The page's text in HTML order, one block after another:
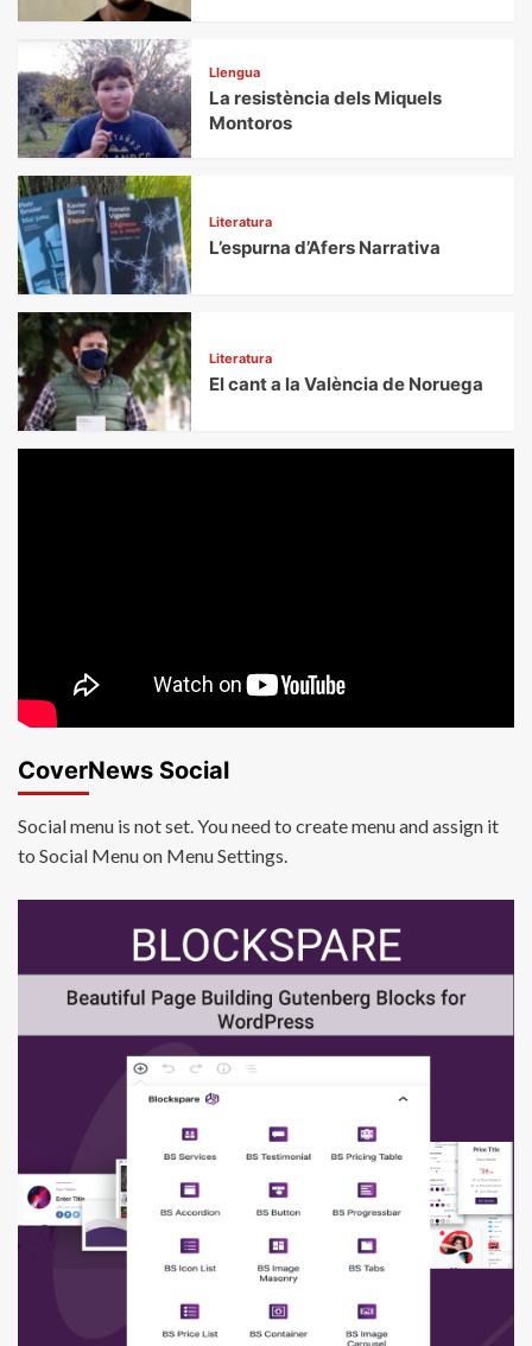
Llengua
La resistència dels Miquels
Montoros
Literatura
L’espurna d’Afers Narrativa
Literatura
El cant a la València de Noruega
CoverNews Social
Social menu is not set. You need to create menu and assign it
to Social Menu on Menu Settings.